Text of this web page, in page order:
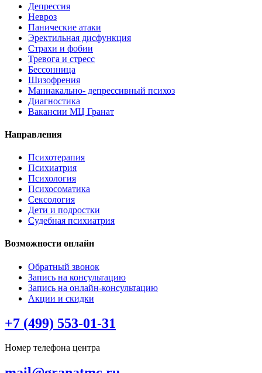
Депрессия
Невроз
Панические атаки
Эректильная дисфункция
Страхи и фобии
Тревога и стресс
Бессонница
Шизофрения
Маниакально- депрессивный психоз
Диагностика
Вакансии МЦ Гранат
Направления
Психотерапия
Психиатрия
Психология
Психосоматика
Сексология
Дети и подростки
Судебная психиатрия
Возможности онлайн
Обратный звонок
Запись на консультацию
Запись на онлайн-консультацию
Акции и скидки
+7 (499) 553-01-31
Номер телефона центра